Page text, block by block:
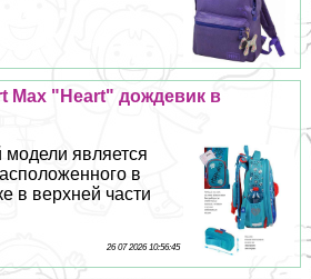
Max "Heart" дождевик в
является
в
в верхней части
26 07 2026 10:56:45